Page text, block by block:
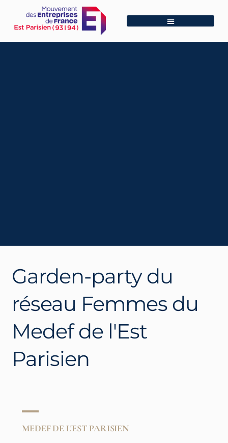
Garden-party du
réseau Femmes du
Medef de l'Est
Parisien
MEDEF DE L'EST PARISIEN